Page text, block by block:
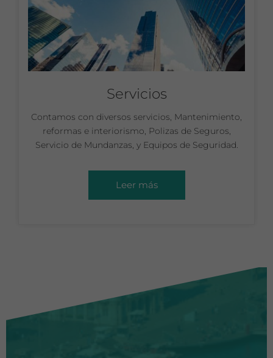
Servicios
Contamos con diversos servicios, Mantenimiento,
reformas e interiorismo, Polizas de Seguros,
Servicio de Mundanzas, y Equipos de Seguridad.
Leer más